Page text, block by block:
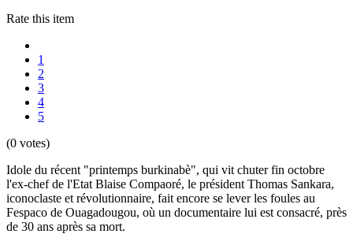
Rate this item
1
2
3
4
5
(0 votes)
Idole du récent "printemps burkinabè", qui vit chuter fin octobre
l'ex-chef de l'Etat Blaise Compaoré, le président Thomas Sankara,
iconoclaste et révolutionnaire, fait encore se lever les foules au
Fespaco de Ouagadougou, où un documentaire lui est consacré, près
de 30 ans après sa mort.